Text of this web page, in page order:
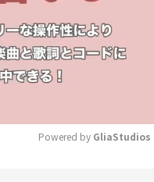
Powered by GliaStudios